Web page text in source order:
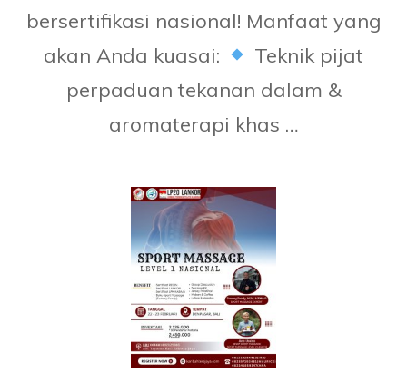
bersertifikasi nasional! Manfaat yang
akan Anda kuasai:
Teknik pijat
perpaduan tekanan dalam &
aromaterapi khas …